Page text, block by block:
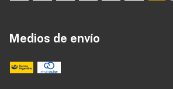
Medios de envío